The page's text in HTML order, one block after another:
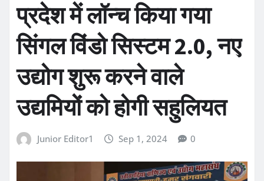
प्रदेश में लॉन्च किया गया
सिंगल विंडो सिस्टम 2.0, नए
उद्योग शुरू करने वाले
उद्यमियों को होगी सहुलियत
Junior Editor1 Sep 1, 2024 0